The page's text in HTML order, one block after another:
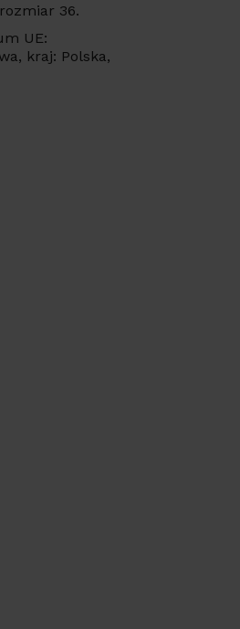
36.
UE:
kraj: Polska,